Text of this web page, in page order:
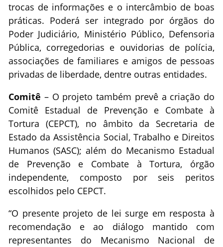
trocas de informações e o intercâmbio de boas
práticas. Poderá ser integrado por órgãos do
Poder Judiciário, Ministério Público, Defensoria
Pública, corregedorias e ouvidorias de polícia,
associações de familiares e amigos de pessoas
privadas de liberdade, dentre outras entidades.
Comitê – O projeto também prevê a criação do
Comitê Estadual de Prevenção e Combate à
Tortura (CEPCT), no âmbito da Secretaria de
Estado da Assistência Social, Trabalho e Direitos
Humanos (SASC); além do Mecanismo Estadual
de Prevenção e Combate à Tortura, órgão
independente, composto por seis peritos
escolhidos pelo CEPCT.
“O presente projeto de lei surge em resposta à
recomendação e ao diálogo mantido com
representantes do Mecanismo Nacional de